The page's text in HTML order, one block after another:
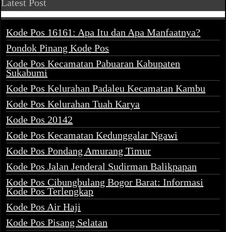
Latest Post
Kode Pos 16161: Apa Itu dan Apa Manfaatnya?
Pondok Pinang Kode Pos
Kode Pos Kecamatan Pabuaran Kabupaten
Sukabumi
Kode Pos Kelurahan Padaleu Kecamatan Kambu
Kode Pos Kelurahan Tuah Karya
Kode Pos 20142
Kode Pos Kecamatan Kedunggalar Ngawi
Kode Pos Pondang Amurang Timur
Kode Pos Jalan Jenderal Sudirman Balikpapan
Kode Pos Cibungbulang Bogor Barat: Informasi
Kode Pos Terlengkap
Kode Pos Air Haji
Kode Pos Pisang Selatan